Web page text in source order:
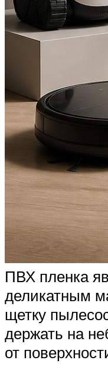
ПВХ пленка
деликатным
щетку
держать на
от